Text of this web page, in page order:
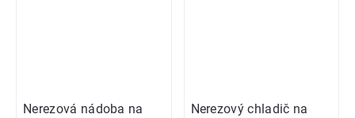
Nerezová nádoba na
Nerezový chladič na